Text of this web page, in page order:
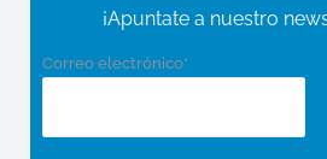
¡Apuntate a nuestro
Correo electrónico*